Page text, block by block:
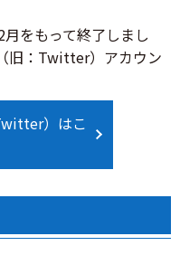
月をもって終了しまし
旧：Twitter）アカウン
）はこ